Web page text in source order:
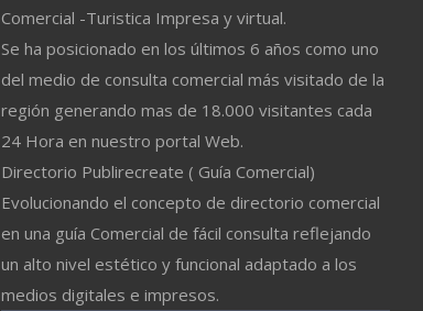
Comercial -Turistica Impresa y virtual.
Se ha posicionado en los últimos 6 años como uno
del medio de consulta comercial más visitado de la
región generando mas de 18.000 visitantes cada
24 Hora en nuestro portal Web.
Directorio Publirecreate ( Guía Comercial)
Evolucionando el concepto de directorio comercial
en una guía Comercial de fácil consulta reflejando
un alto nivel estético y funcional adaptado a los
medios digitales e impresos.